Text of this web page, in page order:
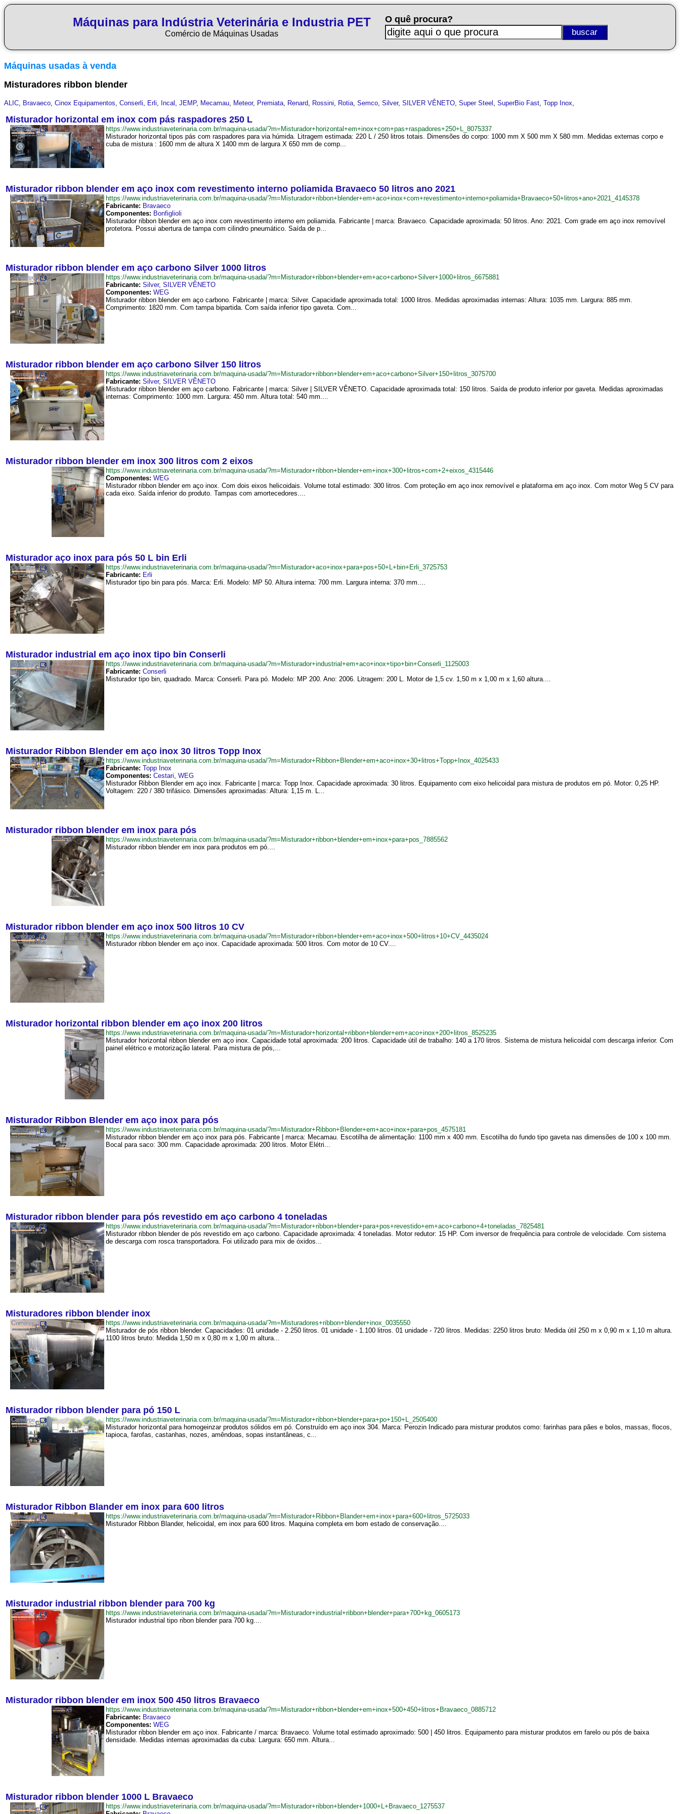
Máquinas para Indústria Veterinária e Industria PET
Comércio de Máquinas Usadas
O quê procura?
Máquinas usadas à venda
Misturadores ribbon blender
ALIC, Bravaeco, Cinox Equipamentos, Conserli, Erli, Incal , JEMP, Mecamau, Meteor, Premiata, Renard, Rossini, Rotia, Semco, Silver, SILVER VÊNETO, Super Steel , SuperBio Fast, Topp Inox,
Misturador horizontal em inox com pás raspadores 250 L
https://www.industriaveterinaria.com.br/maquina-usada/?m=Misturador+horizontal+em+inox+com+pas+raspadores+250+L_8075337
Misturador horizontal tipos pás com raspadores para via húmida. Litragem estimada: 220 L / 250 litros totais. Dimensões do corpo: 1000 mm X 500 mm X 580 mm. Medidas externas corpo e
cuba de mistura : 1600 mm de altura X 1400 mm de largura X 650 mm de comp...
Misturador ribbon blender em aço inox com revestimento interno poliamida Bravaeco 50 litros ano 2021
https://www.industriaveterinaria.com.br/maquina-usada/?m=Misturador+ribbon+blender+em+aco+inox+com+revestimento+interno+poliamida+Bravaeco+50+litros+ano+2021_4145378
Fabricante: Bravaeco
Componentes: Bonfiglioli
Misturador ribbon blender em aço inox com revestimento interno em poliamida. Fabricante | marca: Bravaeco. Capacidade aproximada: 50 litros. Ano: 2021. Com grade em aço inox removível
protetora. Possui abertura de tampa com cilindro pneumático. Saída de p...
Misturador ribbon blender em aço carbono Silver 1000 litros
https://www.industriaveterinaria.com.br/maquina-usada/?m=Misturador+ribbon+blender+em+aco+carbono+Silver+1000+litros_6675881
Fabricante: Silver, SILVER VÊNETO
Componentes: WEG
Misturador ribbon blender em aço carbono. Fabricante | marca: Silver. Capacidade aproximada total: 1000 litros. Medidas aproximadas internas: Altura: 1035 mm. Largura: 885 mm.
Comprimento: 1820 mm. Com tampa bipartida. Com saída inferior tipo gaveta. Com...
Misturador ribbon blender em aço carbono Silver 150 litros
https://www.industriaveterinaria.com.br/maquina-usada/?m=Misturador+ribbon+blender+em+aco+carbono+Silver+150+litros_3075700
Fabricante: Silver, SILVER VÊNETO
Misturador ribbon blender em aço carbono. Fabricante | marca: Silver | SILVER VÊNETO. Capacidade aproximada total: 150 litros. Saída de produto inferior por gaveta. Medidas aproximadas
internas: Comprimento: 1000 mm. Largura: 450 mm. Altura total: 540 mm....
Misturador ribbon blender em inox 300 litros com 2 eixos
https://www.industriaveterinaria.com.br/maquina-usada/?m=Misturador+ribbon+blender+em+inox+300+litros+com+2+eixos_4315446
Componentes: WEG
Misturador ribbon blender em aço inox. Com dois eixos helicoidais. Volume total estimado: 300 litros. Com proteção em aço inox removível e plataforma em aço inox. Com motor Weg 5 CV para
cada eixo. Saída inferior do produto. Tampas com amortecedores....
Misturador aço inox para pós 50 L bin Erli
https://www.industriaveterinaria.com.br/maquina-usada/?m=Misturador+aco+inox+para+pos+50+L+bin+Erli_3725753
Fabricante: Erli
Misturador tipo bin para pós. Marca: Erli. Modelo: MP 50. Altura interna: 700 mm. Largura interna: 370 mm....
Misturador industrial em aço inox tipo bin Conserli
https://www.industriaveterinaria.com.br/maquina-usada/?m=Misturador+industrial+em+aco+inox+tipo+bin+Conserli_1125003
Fabricante: Conserli
Misturador tipo bin, quadrado. Marca: Conserli. Para pó. Modelo: MP 200. Ano: 2006. Litragem: 200 L. Motor de 1,5 cv. 1,50 m x 1,00 m x 1,60 altura....
Misturador Ribbon Blender em aço inox 30 litros Topp Inox
https://www.industriaveterinaria.com.br/maquina-usada/?m=Misturador+Ribbon+Blender+em+aco+inox+30+litros+Topp+Inox_4025433
Fabricante: Topp Inox
Componentes: Cestari, WEG
Misturador Ribbon Blender em aço inox. Fabricante | marca: Topp Inox. Capacidade aproximada: 30 litros. Equipamento com eixo helicoidal para mistura de produtos em pó. Motor: 0,25 HP.
Voltagem: 220 / 380 trifásico. Dimensões aproximadas: Altura: 1,15 m. L...
Misturador ribbon blender em inox para pós
https://www.industriaveterinaria.com.br/maquina-usada/?m=Misturador+ribbon+blender+em+inox+para+pos_7885562
Misturador ribbon blender em inox para produtos em pó....
Misturador ribbon blender em aço inox 500 litros 10 CV
https://www.industriaveterinaria.com.br/maquina-usada/?m=Misturador+ribbon+blender+em+aco+inox+500+litros+10+CV_4435024
Misturador ribbon blender em aço inox. Capacidade aproximada: 500 litros. Com motor de 10 CV....
Misturador horizontal ribbon blender em aço inox 200 litros
https://www.industriaveterinaria.com.br/maquina-usada/?m=Misturador+horizontal+ribbon+blender+em+aco+inox+200+litros_8525235
Misturador horizontal ribbon blender em aço inox. Capacidade total aproximada: 200 litros. Capacidade útil de trabalho: 140 a 170 litros. Sistema de mistura helicoidal com descarga inferior. Com
painel elétrico e motorização lateral. Para mistura de pós,...
Misturador Ribbon Blender em aço inox para pós
https://www.industriaveterinaria.com.br/maquina-usada/?m=Misturador+Ribbon+Blender+em+aco+inox+para+pos_4575181
Misturador ribbon blender em aço inox para pós. Fabricante | marca: Mecamau. Escotilha de alimentação: 1100 mm x 400 mm. Escotilha do fundo tipo gaveta nas dimensões de 100 x 100 mm.
Bocal para saco: 300 mm. Capacidade aproximada: 200 litros. Motor Elétri...
Misturador ribbon blender para pós revestido em aço carbono 4 toneladas
https://www.industriaveterinaria.com.br/maquina-usada/?m=Misturador+ribbon+blender+para+pos+revestido+em+aco+carbono+4+toneladas_7825481
Misturador ribbon blender de pós revestido em aço carbono. Capacidade aproximada: 4 toneladas. Motor redutor: 15 HP. Com inversor de frequência para controle de velocidade. Com sistema
de descarga com rosca transportadora. Foi utilizado para mix de óxidos...
Misturadores ribbon blender inox
https://www.industriaveterinaria.com.br/maquina-usada/?m=Misturadores+ribbon+blender+inox_0035550
Misturador de pós ribbon blender. Capacidades: 01 unidade - 2.250 litros. 01 unidade - 1.100 litros. 01 unidade - 720 litros. Medidas: 2250 litros bruto: Medida útil 250 m x 0,90 m x 1,10 m altura.
1100 litros bruto: Medida 1,50 m x 0,80 m x 1,00 m altura...
Misturador ribbon blender para pó 150 L
https://www.industriaveterinaria.com.br/maquina-usada/?m=Misturador+ribbon+blender+para+po+150+L_2505400
Misturador horizontal para homogeinzar produtos sólidos em pó. Construído em aço inox 304. Marca: Perozin Indicado para misturar produtos como: farinhas para pães e bolos, massas, flocos,
tapioca, farofas, castanhas, nozes, amêndoas, sopas instantâneas, c...
Misturador Ribbon Blander em inox para 600 litros
https://www.industriaveterinaria.com.br/maquina-usada/?m=Misturador+Ribbon+Blander+em+inox+para+600+litros_5725033
Misturador Ribbon Blander, helicoidal, em inox para 600 litros. Maquina completa em bom estado de conservação....
Misturador industrial ribbon blender para 700 kg
https://www.industriaveterinaria.com.br/maquina-usada/?m=Misturador+industrial+ribbon+blender+para+700+kg_0605173
Misturador industrial tipo ribon blender para 700 kg....
Misturador ribbon blender em inox 500 450 litros Bravaeco
https://www.industriaveterinaria.com.br/maquina-usada/?m=Misturador+ribbon+blender+em+inox+500+450+litros+Bravaeco_0885712
Fabricante: Bravaeco
Componentes: WEG
Misturador ribbon blender em aço inox. Fabricante / marca: Bravaeco. Volume total estimado aproximado: 500 | 450 litros. Equipamento para misturar produtos em farelo ou pós de baixa
densidade. Medidas internas aproximadas da cuba: Largura: 650 mm. Altura...
Misturador ribbon blender 1000 L Bravaeco
https://www.industriaveterinaria.com.br/maquina-usada/?m=Misturador+ribbon+blender+1000+L+Bravaeco_1275537